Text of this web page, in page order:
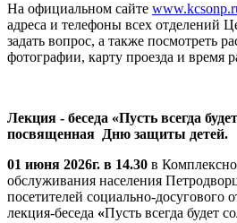
На официальном сайте
адреса и телефоны всех отделений
задать вопрос, а также посмотреть
фотографии, карту проезда и время
Лекция - беседа «Пусть всегда
посвященная Дню защиты детей.
01 июня 2026г. в 14.30 в
обслуживания населения
посетителей социально-досугового
лекция-беседа «Пусть всегда будет